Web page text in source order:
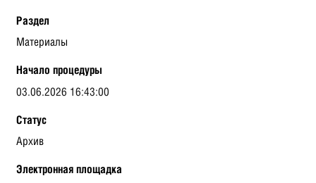
Раздел
Материалы
Начало процедуры
03.06.2026 16:43:00
Статус
Архив
Электронная площадка